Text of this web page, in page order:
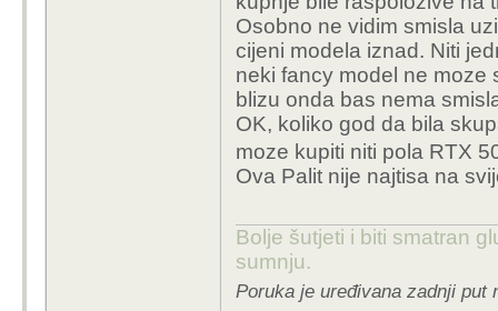
Osobno ne vidim smisla
cijeni modela iznad. Niti
neki fancy model ne moze
blizu onda bas nema
OK, koliko god da bila
moze kupiti niti pola RTX
Ova Palit nije najtisa na
Bolje šutjeti i biti smatran
sumnju.
Poruka je uređivana zadnji put